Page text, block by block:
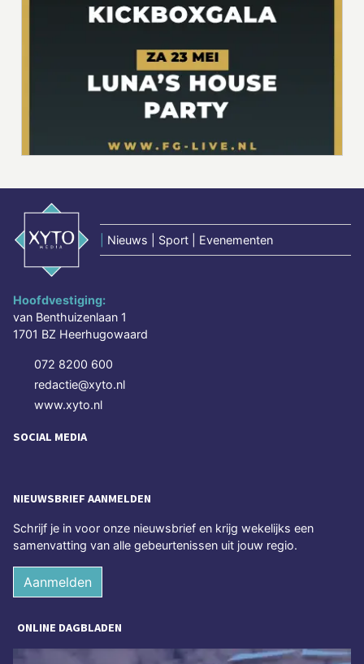
Nieuws | Sport | Evenementen
Hoofdvestiging:
van Benthuizenlaan 1
1701 BZ Heerhugowaard
072 8200 600
redactie@xyto.nl
www.xyto.nl
SOCIAL MEDIA
NIEUWSBRIEF AANMELDEN
Schrijf je in voor onze nieuwsbrief en krijg wekelijks een
samenvatting van alle gebeurtenissen uit jouw regio.
Aanmelden
ONLINE DAGBLADEN